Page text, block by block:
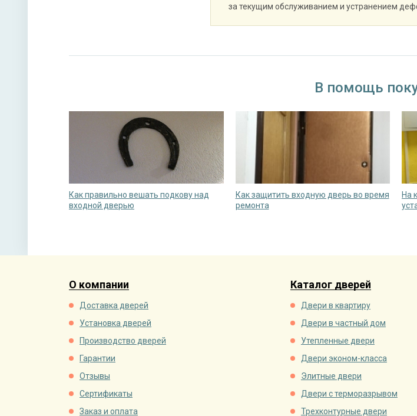
за текущим обслуживанием и устранением
В помощь
Как правильно вешать подкову над
входной дверью
Как защитить входную дверь во время
ремонта
На
О компании
Доставка дверей
Установка дверей
Производство дверей
Гарантии
Отзывы
Сертификаты
Заказ и оплата
Каталог дверей
Двери в квартиру
Двери в частный дом
Утепленные двери
Двери эконом-класса
Элитные двери
Двери с терморазрывом
Трехконтурные двери